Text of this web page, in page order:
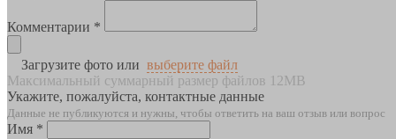
Комментарии *
Загрузите фото или выберите файл
Максимальный суммарный размер файлов 12MB
Укажите, пожалуйста, контактные данные
Данные не публикуются и нужны, чтобы ответить на ваш отзыв или вопрос
Имя *